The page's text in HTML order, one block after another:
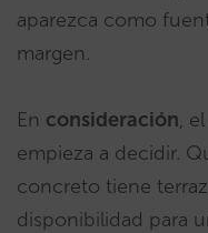
aparezca como
margen.
En consideración,
empieza a decidir.
concreto tiene
disponibilidad para